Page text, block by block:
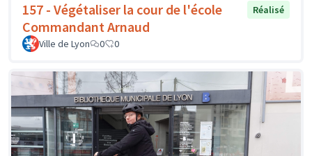
157 - Végétaliser la cour de l'école
Commandant Arnaud
Réalisé
Ville de Lyon 0 0